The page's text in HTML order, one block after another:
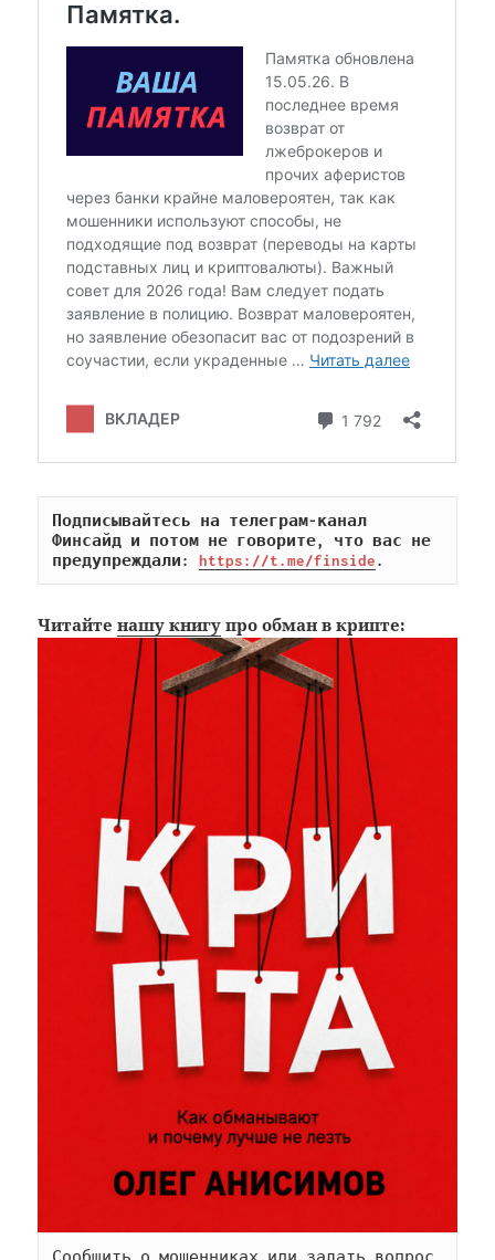
Подписывайтесь на телеграм-канал
Финсайд и потом не говорите, что вас не
предупреждали: https://t.me/finside.
Читайтенашу книгу про обман в крипте: